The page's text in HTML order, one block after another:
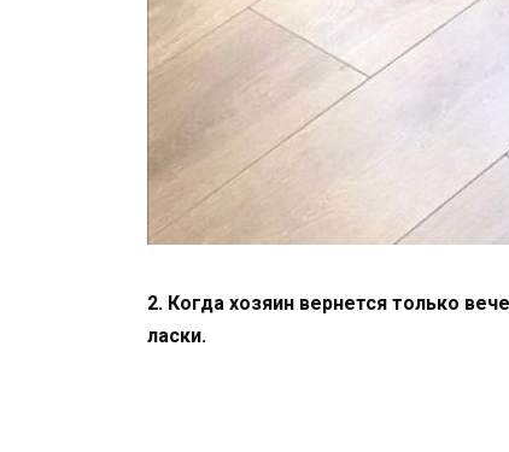
2. Когда хозяин вернется только
ласки.